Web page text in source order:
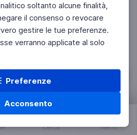
soltanto alcune finalità,
il consenso o revocare
gestire le tue preferenze.
verranno applicate al solo
Preferenze
Acconsento
Cerca Menu
DEGLI ADULTI